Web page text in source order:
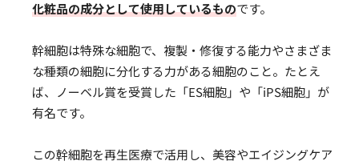
化粧品の成分として使用しているものです。
幹細胞は特殊な細胞で、複製・修復する能力やさまざま
な種類の細胞に分化する力がある細胞のこと。たとえ
ば、ノーベル賞を受賞した「ES細胞」や「iPS細胞」が
有名です。
この幹細胞を再生医療で活用し、美容やエイジングケア